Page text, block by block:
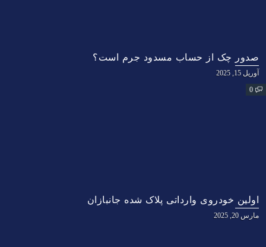
صدور چک از حساب مسدود جرم است؟
آوریل 15, 2025
0
اولین خودروی وارداتی پلاک شده جانبازان
مارس 20, 2025